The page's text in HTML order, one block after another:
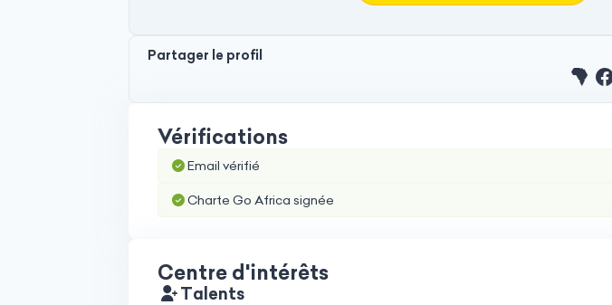
Partager le profil
Vérifications
Email vérifié
Charte Go Africa signée
Centre d'intérêts
Talents